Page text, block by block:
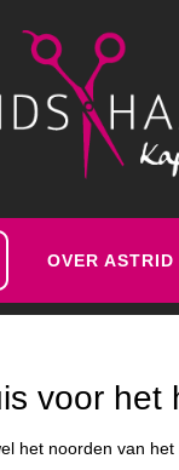
OVER ASTRID
voor het
het noorden van